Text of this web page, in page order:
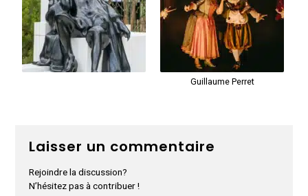
Guillaume Perret
Laisser un commentaire
Rejoindre la discussion?
N’hésitez pas à contribuer !